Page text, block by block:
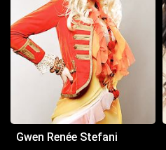
Gwen Renée Stefani